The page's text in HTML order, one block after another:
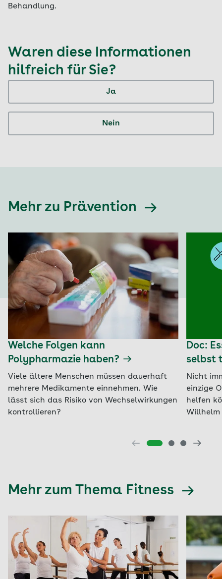
Behandlung.
Waren diese Informationen
hilfreich für Sie?
Ja
Nein
Mehr zu Prävention
Welche Folgen kann
Polypharmazie haben?
Viele ältere Menschen müssen dauerhaft
mehrere Medikamente einnehmen. Wie
lässt sich das Risiko von Wechselwirkungen
kontrollieren?
Doc:
selbst
Nicht
einzige
helfen
Willhelm
Mehr zum Thema Fitness